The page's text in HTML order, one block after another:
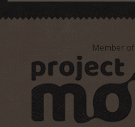
Member of